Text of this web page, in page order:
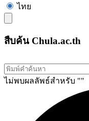
ไทย
สืบค้น Chula.ac.th
ไม่พบผลลัพธ์สำหรับ ""